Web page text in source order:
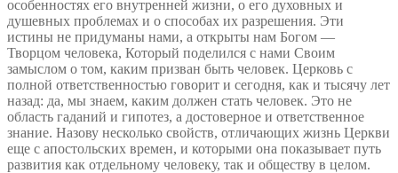
особенностях его внутренней жизни, о его духовных и
душевных проблемах и о способах их разрешения. Эти
истины не придуманы нами, а открыты нам Богом —
Творцом человека, Который поделился с нами Своим
замыслом о том, каким призван быть человек. Церковь с
полной ответственностью говорит и сегодня, как и тысячу лет
назад: да, мы знаем, каким должен стать человек. Это не
область гаданий и гипотез, а достоверное и ответственное
знание. Назову несколько свойств, отличающих жизнь Церкви
еще с апостольских времен, и которыми она показывает путь
развития как отдельному человеку, так и обществу в целом.